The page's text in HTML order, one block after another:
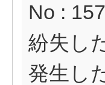
No :
紛失し
発生し